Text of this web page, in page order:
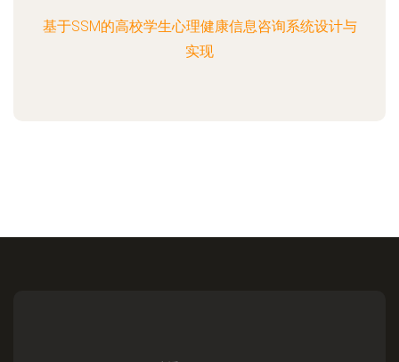
基于SSM的高校学生心理健康信息咨询系统设计与
实现